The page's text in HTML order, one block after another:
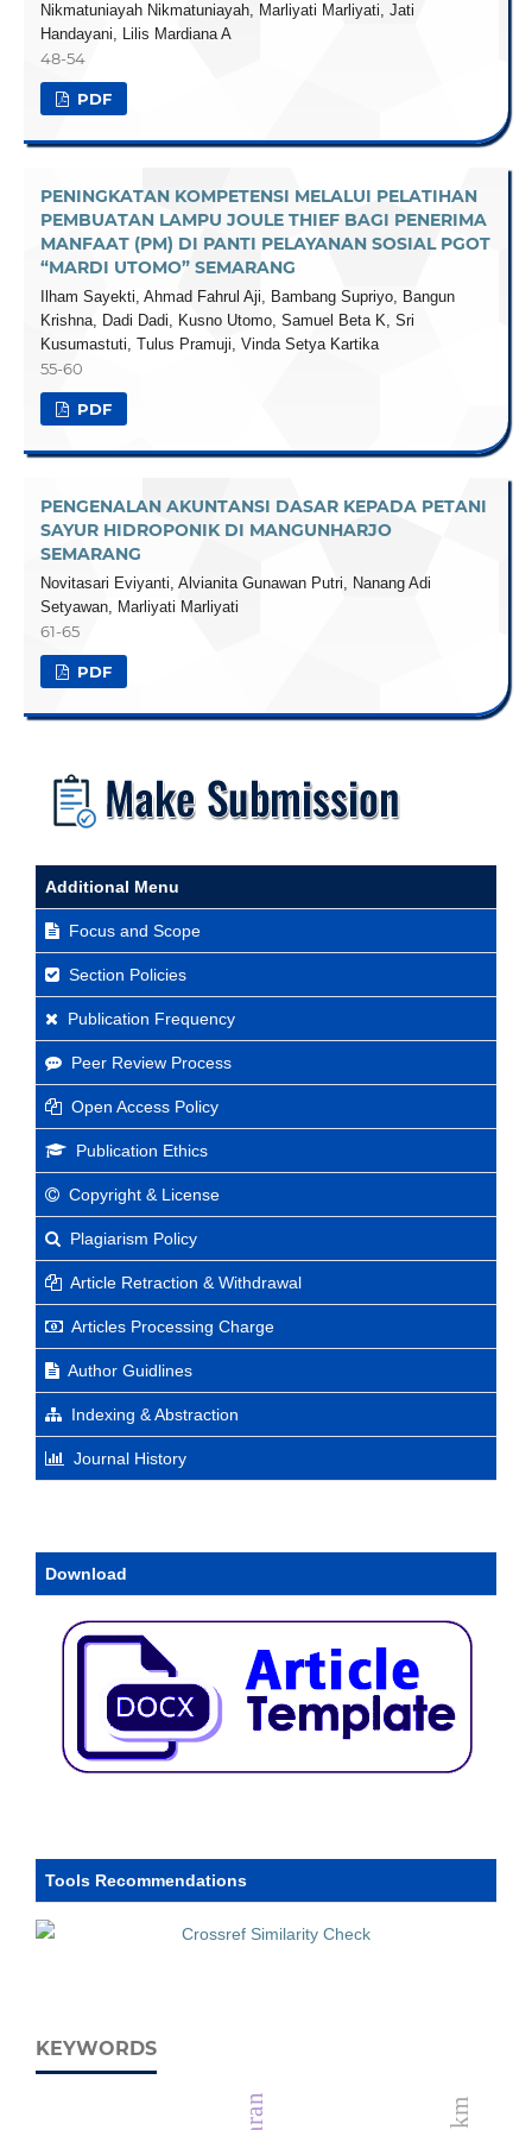
Nikmatuniayah Nikmatuniayah, Marliyati Marliyati, Jati
Handayani, Lilis Mardiana A
48-54
PDF
PENINGKATAN KOMPETENSI MELALUI PELATIHAN
PEMBUATAN LAMPU JOULE THIEF BAGI PENERIMA
MANFAAT (PM) DI PANTI PELAYANAN SOSIAL PGOT
“MARDI UTOMO” SEMARANG
Ilham Sayekti, Ahmad Fahrul Aji, Bambang Supriyo, Bangun
Krishna, Dadi Dadi, Kusno Utomo, Samuel Beta K, Sri
Kusumastuti, Tulus Pramuji, Vinda Setya Kartika
55-60
PDF
PENGENALAN AKUNTANSI DASAR KEPADA PETANI
SAYUR HIDROPONIK DI MANGUNHARJO
SEMARANG
Novitasari Eviyanti, Alvianita Gunawan Putri, Nanang Adi
Setyawan, Marliyati Marliyati
61-65
PDF
Additional Menu
Focus and Scope
Section Policies
Publication Frequency
Peer Review Process
Open Access Policy
Publication Ethics
Copyright & License
Plagiarism Policy
Article Retraction & Withdrawal
Articles Processing Charge
Author Guidlines
Indexing & Abstraction
Journal History
Download
Tools Recommendations
KEYWORDS